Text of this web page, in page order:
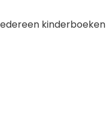
kinderboeken